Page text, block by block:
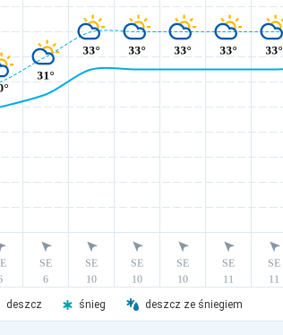
deszcz śnieg deszcz ze śniegiem